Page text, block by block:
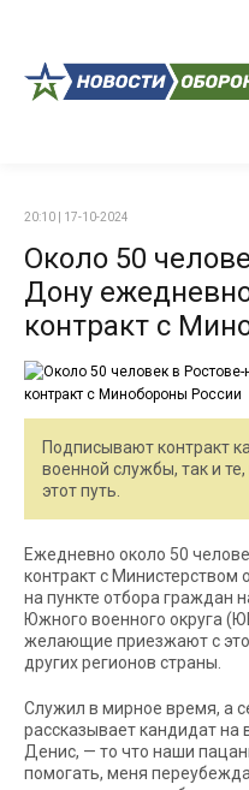
20:10 | 17-10-2024
Около 50
Дону
контракт с
Подписывают контракт
военной службы, так и
этот путь.
Ежедневно около 50
контракт с
на пункте отбора граждан
Южного военного округа
желающие приезжают с
других регионов страны.
Служил в мирное время, а
рассказывает кандидат на
Денис, — то что наши
помогать, меня